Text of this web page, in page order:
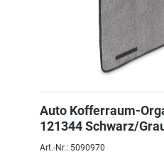
Auto Kofferraum-
121344 Schwarz/
Art.-Nr.: 5090970